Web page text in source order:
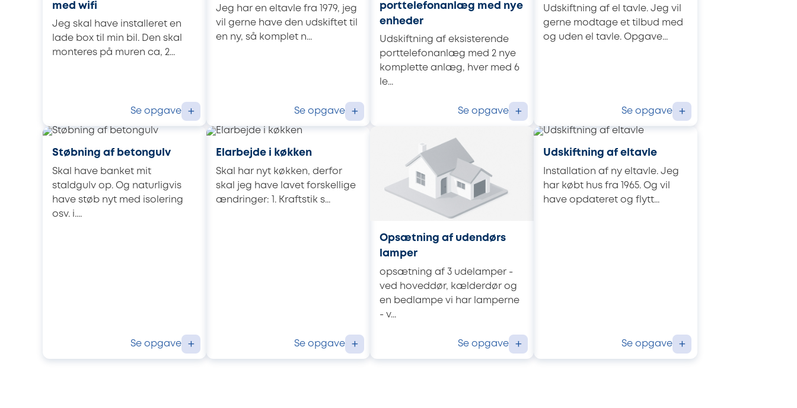
med wifi
Jeg skal have installeret en
lade box til min bil. Den skal
monteres på muren ca, 2...
Se opgave +
Jeg har en eltavle fra 1979, jeg
vil gerne have den udskiftet til
en ny, så komplet n...
Se opgave +
porttelefonanlæg med nye
enheder
Udskiftning af eksisterende
porttelefonanlæg med 2 nye
komplette anlæg, hver med 6
le...
Se opgave +
Udskiftning af el tavle. Jeg vil
gerne modtage et tilbud med
og uden el tavle. Opgave...
Se opgave +
Støbning af betongulv
Skal have banket mit
staldgulv op. Og naturligvis
have støb nyt med isolering
osv. i....
Se opgave +
Elarbejde i køkken
Skal har nyt køkken, derfor
skal jeg have lavet forskellige
ændringer: 1. Kraftstik s...
Se opgave +
Opsætning af udendørs
lamper
opsætning af 3 udelamper -
ved hoveddør, kælderdør og
en bedlampe vi har lamperne
- v...
Se opgave +
Udskiftning af eltavle
Installation af ny eltavle. Jeg
har købt hus fra 1965. Og vil
have opdateret og flytt...
Se opgave +